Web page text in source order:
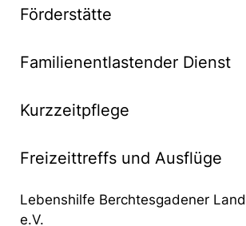
Förderstätte
Familienentlastender Dienst
Kurzzeitpflege
Freizeittreffs und Ausflüge
Lebenshilfe Berchtesgadener Land
e.V.